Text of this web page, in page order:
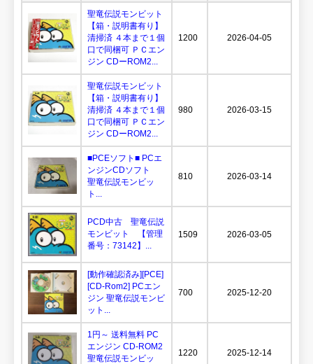
聖竜伝説モンビット
【箱・説明書有り】
清掃済 ４本まで１個
口で同梱可 ＰＣエン
ジン CDーROM2...
1200 2026-04-05
聖竜伝説モンビット
【箱・説明書有り】
清掃済 ４本まで１個
口で同梱可 ＰＣエン
ジン CDーROM2...
980 2026-03-15
■PCEソフト■ PCエ
ンジンCDソフト
聖竜伝説モンビッ
ト...
810 2026-03-14
PCD中古 聖竜伝説
モンビット 【管理
番号：73142】...
1509 2026-03-05
[動作確認済み][PCE]
[CD-Rom2] PCエン
ジン 聖竜伝説モンビ
ット...
700 2025-12-20
1円～ 送料無料 PC
エンジン CD-ROM2
聖竜伝説モンビッ
1220 2025-12-14